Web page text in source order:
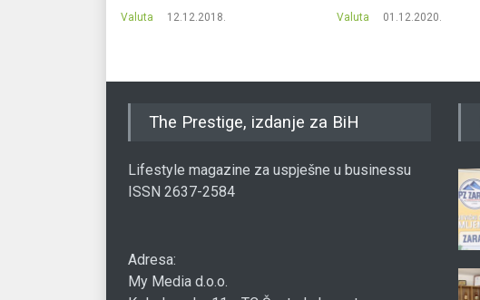
Valuta 12.12.2018. Valuta 01.12.2020.
The Prestige, izdanje za BiH
Lifestyle magazine za uspješne u businessu
ISSN 2637-2584
Adresa:
My Media d.o.o.